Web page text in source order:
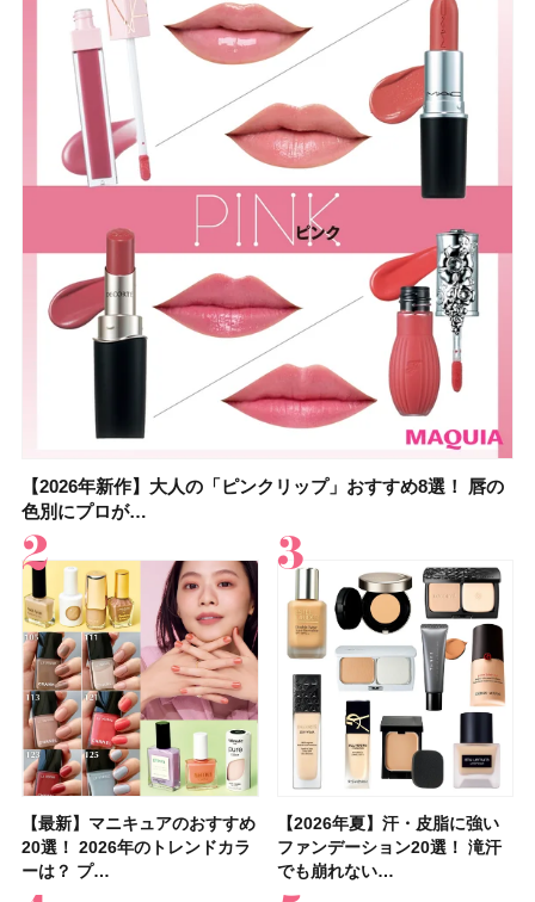
【2026年新作】大人の「ピンクリップ」おすすめ8選！ 唇の
色別にプロが…
【最新】マニキュアのおすすめ
20選！ 2026年のトレンドカラ
ーは？ プ…
【2026年夏】汗・皮脂に強い
ファンデーション20選！ 滝汗
でも崩れない…
【上田竜也さんのマイベストコスメ５選】大人になって開眼
したからこそ愛が深…
【石井美保さん】おすすめの
「ブライトニング」11選！ ス
キンケアからサプ…
【クリスマスコフレ2026】ク
リニークのホリデーコフレを一
挙紹介！ 人気…
【2026年新作】大人の「ピンクリップ」おすすめ8選！ 唇の
色別にプロが…
【最新】マニキュアのおすすめ
20選！ 2026年のトレンドカラ
ーは？ プ…
【2026年夏】汗・皮脂に強い
ファンデーション20選！ 滝汗
でも崩れない…
【2026夏】「香水・フレグランス」ランキングTOP5！＜美
容マニア・マ…
【2026年】ボディ用日焼け止
めUVのおすすめ20選！ この夏
注目の人気…
【2026夏】「リップケア」ラ
ンキングTOP5！＜美容マニア
集団・マキア…
【2026年最新】ダイエットや腸活におすすめの食品・ドリン
ク6選！ 美活…
【2026夏】「歯磨き粉・オー
ラルケア」ランキングTOP5！
＜美容マニア…
【板野友美さんの美活】「最
近、下の歯の矯正を再開したん
です」オーラルケア…
【2026年夏】40代におすすめの髪型30選！ 若く見える・手
入れが楽な…
【2026年夏】おすすめの髪型
36選！ショート・ボブ・ミディ
アム・ロング…
【2026年夏】小顔に見えるボ
ブの髪型37選！ レイヤー・切
りっぱなしな…
【フォロー＆いいねで当たる】中国割烹旅館 掬水亭の宿泊券
を1組2名様にプ…
【鈴木えみさんの愛用品30選】
コスメ・スキンケア・ヘアケア
etc.お気に…
【無印良品】スキンケア×衣料
素材の最強タッグで実現！ 着
るだけで保湿でき…
【セザンヌ】8/7新色追加！「ウォータリーティントリップ
」10モモピュ…
【ルナソルアイシャドウ】アイ
カラーレーションN新色・限定
色をイエベ・ブ…
【セザンヌ】「ブライトカラー
シーラー」新色グリーンが8/7
に発売｜既存色…